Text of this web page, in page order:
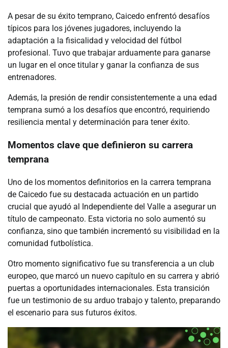
A pesar de su éxito temprano, Caicedo enfrentó desafíos
típicos para los jóvenes jugadores, incluyendo la
adaptación a la fisicalidad y velocidad del fútbol
profesional. Tuvo que trabajar arduamente para ganarse
un lugar en el once titular y ganar la confianza de sus
entrenadores.
Además, la presión de rendir consistentemente a una edad
temprana sumó a los desafíos que encontró, requiriendo
resiliencia mental y determinación para tener éxito.
Momentos clave que definieron su carrera
temprana
Uno de los momentos definitorios en la carrera temprana
de Caicedo fue su destacada actuación en un partido
crucial que ayudó al Independiente del Valle a asegurar un
título de campeonato. Esta victoria no solo aumentó su
confianza, sino que también incrementó su visibilidad en la
comunidad futbolística.
Otro momento significativo fue su transferencia a un club
europeo, que marcó un nuevo capítulo en su carrera y abrió
puertas a oportunidades internacionales. Esta transición
fue un testimonio de su arduo trabajo y talento, preparando
el escenario para sus futuros éxitos.